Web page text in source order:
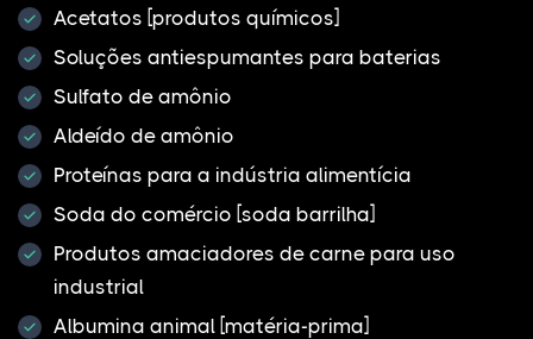
Acetatos [produtos químicos]
Soluções antiespumantes para baterias
Sulfato de amônio
Aldeído de amônio
Proteínas para a indústria alimentícia
Soda do comércio [soda barrilha]
Produtos amaciadores de carne para uso
industrial
Albumina animal [matéria-prima]